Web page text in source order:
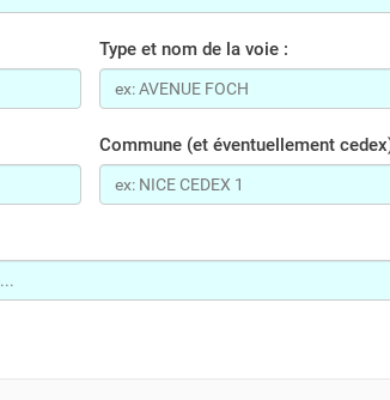
Type et nom de la voie :
Commune (et éventuellement